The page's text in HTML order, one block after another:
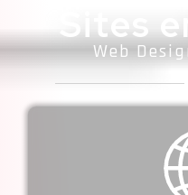
Sites
Web